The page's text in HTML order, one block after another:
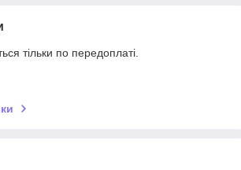
тільки по передоплаті.